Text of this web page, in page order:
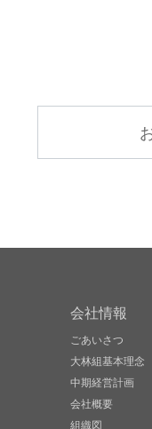
会社情報
ごあいさつ
大林組基本理念
中期経営計画
会社概要
組織図